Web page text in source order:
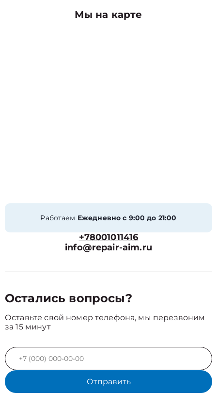
Мы на карте
Работаем Ежедневно с 9:00 до 21:00
+78001011416
info@repair-aim.ru
Остались вопросы?
Оставьте свой номер телефона, мы перезвоним
за 15 минут
Отправить